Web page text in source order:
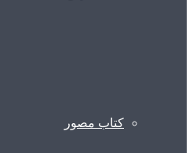
کتاب مصور